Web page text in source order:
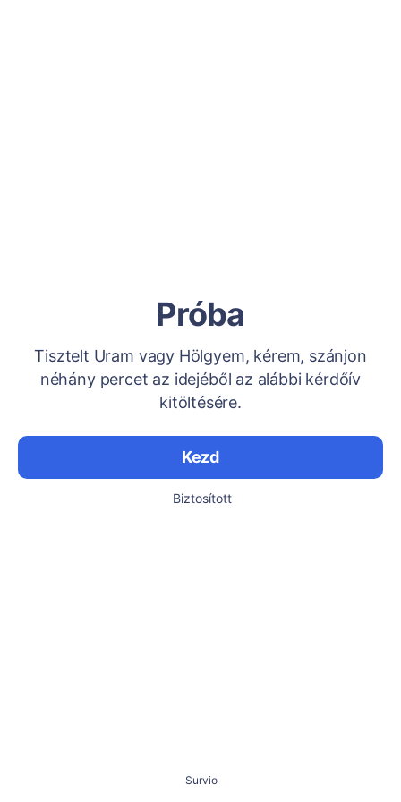
Próba
Tisztelt Uram vagy Hölgyem, kérem, szánjon
néhány percet az idejéből az alábbi kérdőív
kitöltésére.
Kezd
Biztosított
Survio